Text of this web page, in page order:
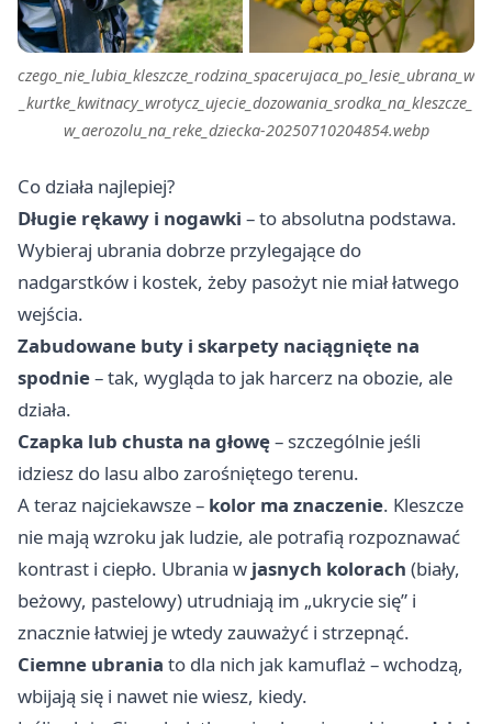
czego_nie_lubia_kleszcze_rodzina_spacerujaca_po_lesie_ubrana_w
_kurtke_kwitnacy_wrotycz_ujecie_dozowania_srodka_na_kleszcze_
w_aerozolu_na_reke_dziecka-20250710204854.webp
Co działa najlepiej?
Długie rękawy i nogawki – to absolutna podstawa.
Wybieraj ubrania dobrze przylegające do
nadgarstków i kostek, żeby pasożyt nie miał łatwego
wejścia.
Zabudowane buty i skarpety naciągnięte na
spodnie– tak, wygląda to jak harcerz na obozie, ale
działa.
Czapka lub chusta na głowę– szczególnie jeśli
idziesz do lasu albo zarośniętego terenu.
A teraz najciekawsze – kolor ma znaczenie. Kleszcze
nie mają wzroku jak ludzie, ale potrafią rozpoznawać
kontrast i ciepło. Ubrania w jasnych kolorach (biały,
beżowy, pastelowy) utrudniają im „ukrycie się” i
znacznie łatwiej je wtedy zauważyć i strzepnąć.
Ciemne ubrania to dla nich jak kamuflaż – wchodzą,
wbijają się i nawet nie wiesz, kiedy.